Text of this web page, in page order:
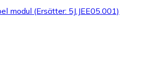
modul (Ersätter: 5J.JEE05.001)